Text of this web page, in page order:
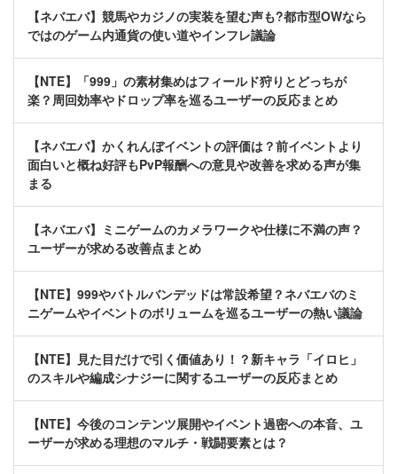
【ネバエバ】競馬やカジノの実装を望む声も?都市型OWなら
ではのゲーム内通貨の使い道やインフレ議論
【NTE】「999」の素材集めはフィールド狩りとどっちが
楽？周回効率やドロップ率を巡るユーザーの反応まとめ
【ネバエバ】かくれんぼイベントの評価は？前イベントより
面白いと概ね好評もPvP報酬への意見や改善を求める声が集
まる
【ネバエバ】ミニゲームのカメラワークや仕様に不満の声？
ユーザーが求める改善点まとめ
【NTE】999やバトルバンデッドは常設希望？ネバエバのミ
ニゲームやイベントのボリュームを巡るユーザーの熱い議論
【NTE】見た目だけで引く価値あり！？新キャラ「イロヒ」
のスキルや編成シナジーに関するユーザーの反応まとめ
【NTE】今後のコンテンツ展開やイベント過密への本音、ユ
ーザーが求める理想のマルチ・戦闘要素とは？